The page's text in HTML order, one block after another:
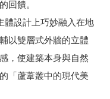
回饋。
設計上巧妙融入在地
以雙層式外牆的立體
，使建築本身與自然
「蘆葦叢中的現代美